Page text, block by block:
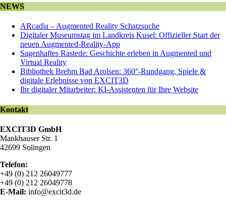
NEWS
ARcadia – Augmented Reality Schatzsuche
Digitaler Museumstag im Landkreis Kusel: Offizieller Start der
neuen Augmented-Reality-App
Sagenhaftes Rastede: Geschichte erleben in Augmented und
Virtual Reality
Bibliothek Brehm Bad Arolsen: 360°-Rundgang, Spiele &
digitale Erlebnisse von EXCIT3D
Ihr digitaler Mitarbeiter: KI-Assistenten für Ihre Website
Kontakt
EXCIT3D GmbH
Mankhauser Str. 1
42699 Solingen
Telefon:
+49 (0) 212 26049777
+49 (0) 212 26049778
E-Mail: info@excit3d.de